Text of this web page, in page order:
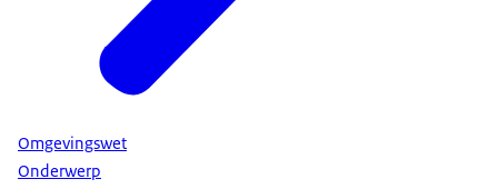
Omgevingswet
Onderwerp